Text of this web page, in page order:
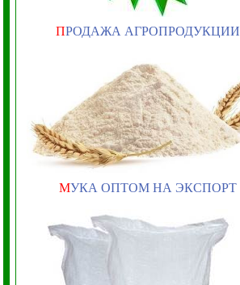
ПРОДАЖА АГРОПРОДУКЦИИ
МУКА ОПТОМ НА ЭКСПОРТ